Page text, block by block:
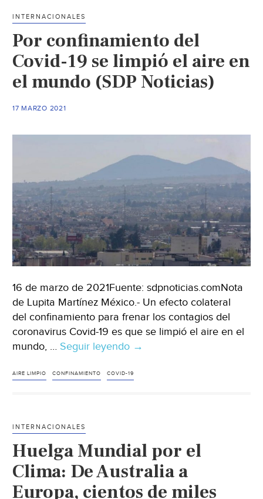
en
revela
informe
(CNN)
INTERNACIONALES
Por confinamiento del
Covid-19 se limpió el aire en
el mundo (SDP Noticias)
17 MARZO 2021
16 de marzo de 2021Fuente: sdpnoticias.comNota
de Lupita Martínez México.- Un efecto colateral
del confinamiento para frenar los contagios del
coronavirus Covid-19 es que se limpió el aire en el
mundo, … Seguir leyendo Por
del
el
aire
en
el
→
AIRE LIMPIO CONFINAMIENTO COVID-19
INTERNACIONALES
Huelga Mundial por el
Clima: De Australia a
Europa, cientos de miles